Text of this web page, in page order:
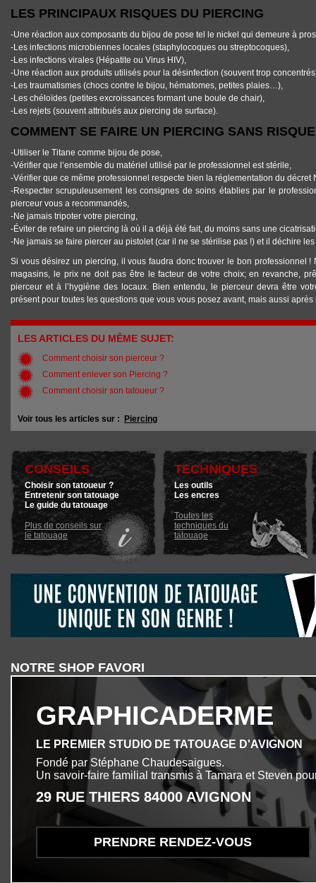
LES PRINCIPAUX RISQUES DU PIERCING
-Une réaction aux composants du bijou de pose tel le nickel qui demeure à
-Les infections microbiennes locales (staphylocoques ou streptocoques),
-Les infections virales (Hépatite ou Virus HIV),
-Une réaction aux produits utilisés pour la désinfection (souvent trop
-Les traumatismes (chocs contre le bijou, hématomes, petites plaies…),
-Les chéloïdes (petites excroissances formant une boule de chair),
-Les rejets (souvent attribués aux piercing de surface).
COMMENT SE FAIRE UN PIERCING SANS RISQUE
-Utiliser le Titane comme bijou de pose,
-Vérifier que l’ensemble du matériel utilisé par le professionnel est stérile,
-Vérifier que ce même professionnel respecte bien la réglementation du décret
-Respecter scrupuleusement les consignes de soins établies par le
pierceur vous a recommandés,
-Ne jamais tripoter votre piercing,
-Éviter de refaire un piercing là où il a déjà été fait, du moins sans une
-Ne jamais se faire piercer au pistolet (car il ne se stérilise pas !) et il déchire
Si vous désirez un piercing, il vous faudra donc trouver le bon professionnel !
magasins, le prix ne doit pas être le facteur de votre choix; en revanche,
pierceur et à l’hygiène des locaux. Bien entendu, le pierceur devra être
présent pour toutes les questions que vous vous posez avant, mais aussi après
LES ARTICLES DU MÊME SUJET:
Comment choisir son pierceur ?
Comment enlever son Piercing ?
Comment choisir son tatoueur ?
Voir tous les articles sur : Piercing
CONSEILS
Choisir son tatoueur ?
Entretenir son tatouage
Le guide du tatouage
Plus de conseils sur
le tatouage
TECHNIQUES
Les outils
Les encres
Toutes les
techniques du
tatouage
NOTRE SHOP FAVORI
GRAPHICADERME
LE PREMIER STUDIO DE TATOUAGE D'AVIGNON
Fondé par Stéphane Chaudesaigues.
Un savoir-faire familial transmis à Tamara et Steven
29 RUE THIERS 84000 AVIGNON
PRENDRE RENDEZ-VOUS